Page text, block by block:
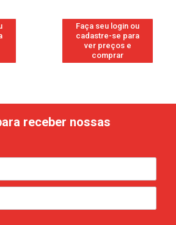
Faça seu login ou
cadastre-se para
ver preços e
comprar
receber nossas